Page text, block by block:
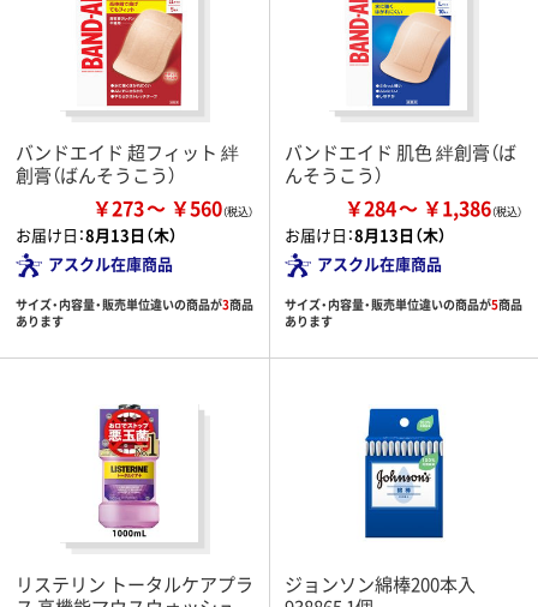
バンドエイド 超フィット 絆
創膏（ばんそうこう）
￥273 ￥560
お届け日：8月13日（木）
アスクル在庫商品
サイズ・内容量・販売単位違いの商品が3商品
あります
バンドエイド 肌色 絆創膏（ば
んそうこう）
￥284 ￥1,386
お届け日：8月13日（木）
アスクル在庫商品
サイズ・内容量・販売単位違いの商品が5商品
あります
リステリン トータルケアプラ
ジョンソン綿棒200本入